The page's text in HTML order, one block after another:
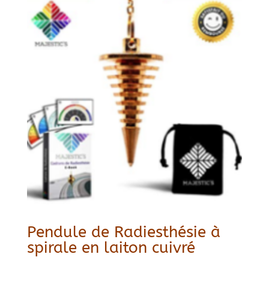
Pendule de Radiesthésie à
spirale en laiton cuivré